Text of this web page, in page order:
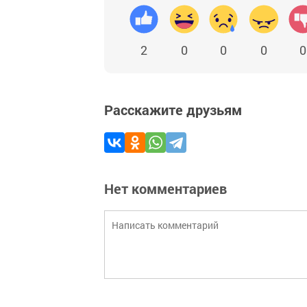
2 0 0 0 0
Расскажите друзьям
Нет комментариев